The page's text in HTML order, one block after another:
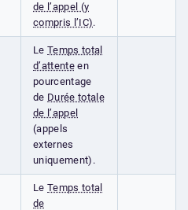
de l’appel (y
compris l’IC).
Le Temps total
d’attenteen
pourcentage
de Durée totale
de l’appel
(appels
externes
uniquement).
Le Temps total
de